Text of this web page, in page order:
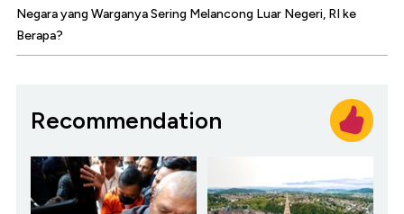
Negara yang Warganya Sering Melancong Luar Negeri, RI ke
Berapa?
Recommendation